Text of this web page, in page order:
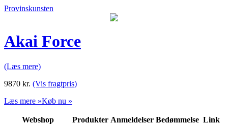
Provinskunsten
Akai Force
(Læs mere)
9870 kr. (Vis fragtpris)
Læs mere »Køb nu »
Webshop Produkter Anmeldelser Bedømmelse Link